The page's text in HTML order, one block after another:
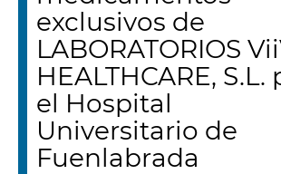
exclusivos de
LABORATORIOS
HEALTHCARE, S.L.
el Hospital
Universitario de
Fuenlabrada